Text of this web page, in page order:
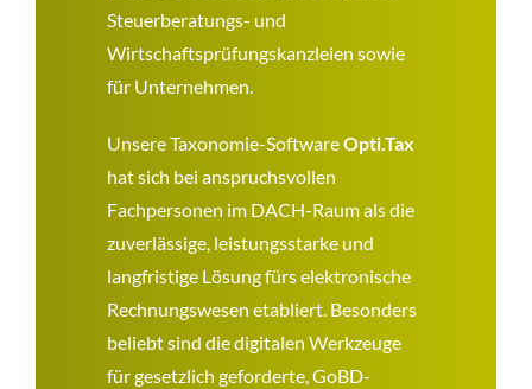
Steuerberatungs- und
Wirtschaftsprüfungskanzleien sowie
für Unternehmen.
Unsere Taxonomie-SoftwareOpti.Tax
hat sich bei anspruchsvollen
Fachpersonen im DACH-Raum als die
zuverlässige, leistungsstarke und
langfristige Lösung fürs elektronische
Rechnungswesen etabliert. Besonders
beliebt sind die digitalen Werkzeuge
für gesetzlich geforderte, GoBD-